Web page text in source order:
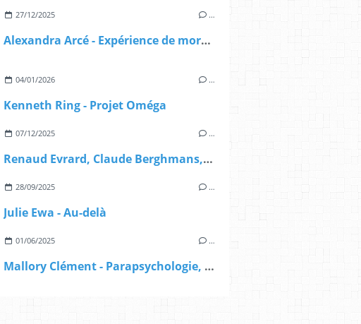
27/12/2025 …
Alexandra Arcé - Expérience de mort imminente - L'approche jungienne
04/01/2026 …
Kenneth Ring - Projet Oméga
07/12/2025 …
Renaud Evrard, Claude Berghmans, Paul-Louis Rabeyron - Grand manuel de parapsychologie scientifique
28/09/2025 …
Julie Ewa - Au-delà
01/06/2025 …
Mallory Clément - Parapsychologie, démystifier le pseudo-scepticisme